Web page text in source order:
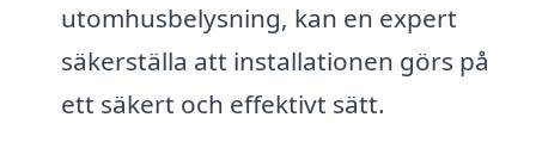
utomhusbelysning, kan en expert
säkerställa att installationen görs på
ett säkert och effektivt sätt.